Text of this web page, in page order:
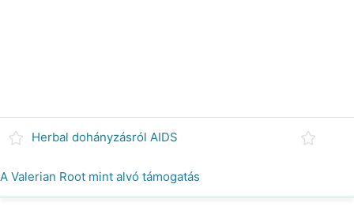
Herbal dohányzásról AIDS
A Valerian Root mint alvó támogatás